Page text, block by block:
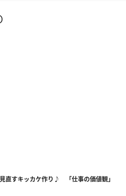
直すキッカケ作り♪ 「仕事の価値観」